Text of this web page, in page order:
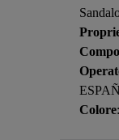
Colore